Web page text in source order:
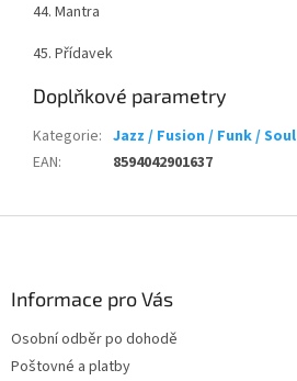
44. Mantra
45. Přídavek
Doplňkové parametry
Kategorie: Jazz / Fusion / Funk / Soul
EAN: 8594042901637
Informace pro Vás
Osobní odběr po dohodě
Poštovné a platby